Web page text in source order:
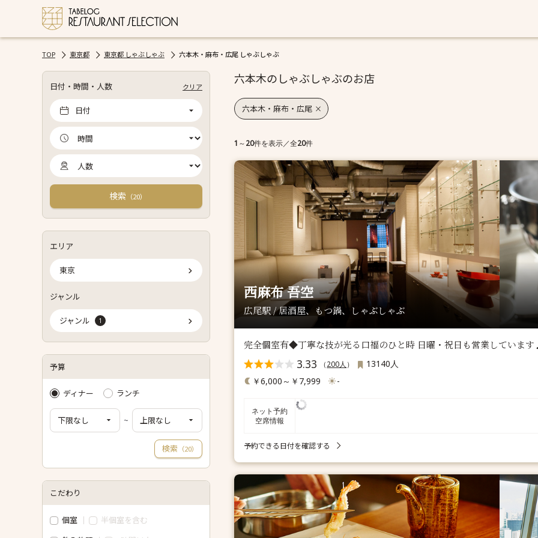
TOP 東京都 東京都 しゃぶしゃぶ 六本木・麻布・広尾 しゃぶしゃぶ
日付・時間・人数 クリア
日付
検索 （20）
エリア
東京
ジャンル
ジャンル 1
予算
ディナー ランチ
~
検索 （20）
こだわり
個室
半個室を含む
六本木のしゃぶしゃぶのお店
六本木・麻布・広尾
1 ～20件を表示／全20件
西麻布 吾空
広尾駅 / 居酒屋、もつ鍋、しゃぶしゃぶ
完全個室有◆丁寧な技が光る口福のひと時 日曜・祝日も営業していま
3.33 （200人 ）
13140人
￥6,000～￥7,999
-
ネット予約
空席情報
予約できる日付を確認する